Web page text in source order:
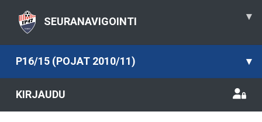
SEURANAVIGOINTI ▾
P16/15 (POJAT 2010/11) ▾
KIRJAUDU